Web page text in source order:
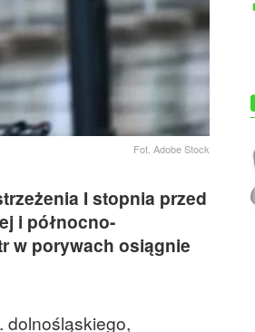
Fot. Adobe Stock
I stopnia przed
i północno-
w porywach osiągnie
dolnośląskiego,